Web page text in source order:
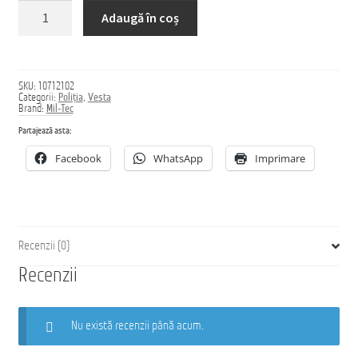
Vesta
Adaugă în coș
SKU: 10712102
Categorii: Poliția, Vesta
Brand: Mil-Tec
Partajează asta:
Facebook WhatsApp Imprimare
Recenzii (0)
Recenzii
Nu există recenzii până acum.